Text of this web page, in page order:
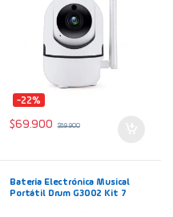
-22%
$69.900 $89.900
Batería Electrónica Musical
Portátil Drum G3002 Kit 7